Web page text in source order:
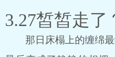
3.27皙皙走了
那日床榻上的缠绵最